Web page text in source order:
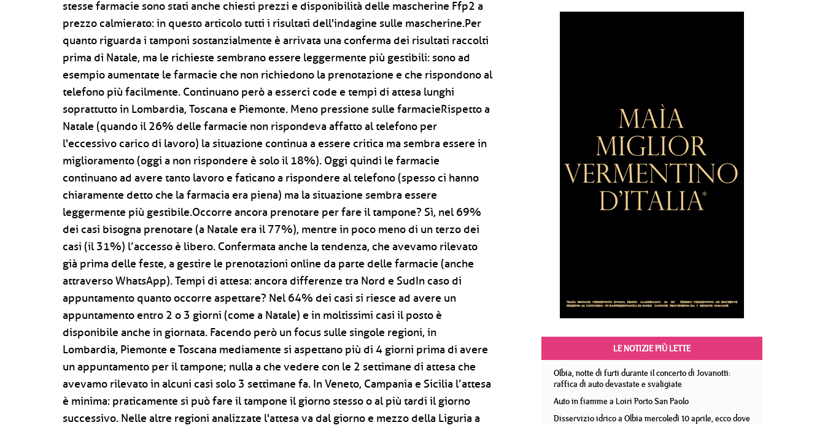
LE NOTIZIE PIÙ LETTE
Olbia, notte di furti durante il concerto di Jovanotti:
raffica di auto devastate e svaligiate
Auto in fiamme a Loiri Porto San Paolo
Disservizio idrico a Olbia mercoledì 10 aprile, ecco dove